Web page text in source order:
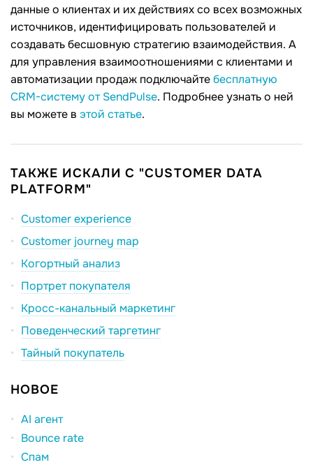
данные о клиентах и их действиях со всех возможных
источников, идентифицировать пользователей и
создавать бесшовную стратегию взаимодействия. А
для управления взаимоотношениями с клиентами и
автоматизации продаж подключайтебесплатную
CRM-систему от SendPulse. Подробнее узнать о ней
вы можете в этой статье.
ТАКЖЕ ИСКАЛИ С "CUSTOMER DATA
PLATFORM"
Customer experience
Customer journey map
Когортный анализ
Портрет покупателя
Кросс-канальный маркетинг
Поведенческий таргетинг
Тайный покупатель
НОВОЕ
AI агент
Bounce rate
Спам